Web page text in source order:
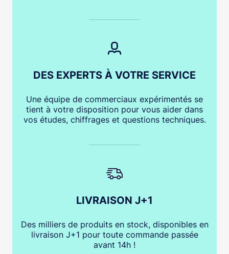
DES EXPERTS À VOTRE SERVICE
Une équipe de commerciaux expérimentés se
tient à votre disposition pour vous aider dans
vos études, chiffrages et questions techniques.
LIVRAISON J+1
Des milliers de produits en stock, disponibles en
livraison J+1 pour toute commande passée
avant 14h !